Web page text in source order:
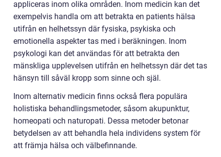
appliceras inom olika områden. Inom medicin kan det
exempelvis handla om att betrakta en patients hälsa
utifrån en helhetssyn där fysiska, psykiska och
emotionella aspekter tas med i beräkningen. Inom
psykologi kan det användas för att betrakta den
mänskliga upplevelsen utifrån en helhetssyn där det tas
hänsyn till såväl kropp som sinne och själ.
Inom alternativ medicin finns också flera populära
holistiska behandlingsmetoder, såsom akupunktur,
homeopati och naturopati. Dessa metoder betonar
betydelsen av att behandla hela individens system för
att främja hälsa och välbefinnande.